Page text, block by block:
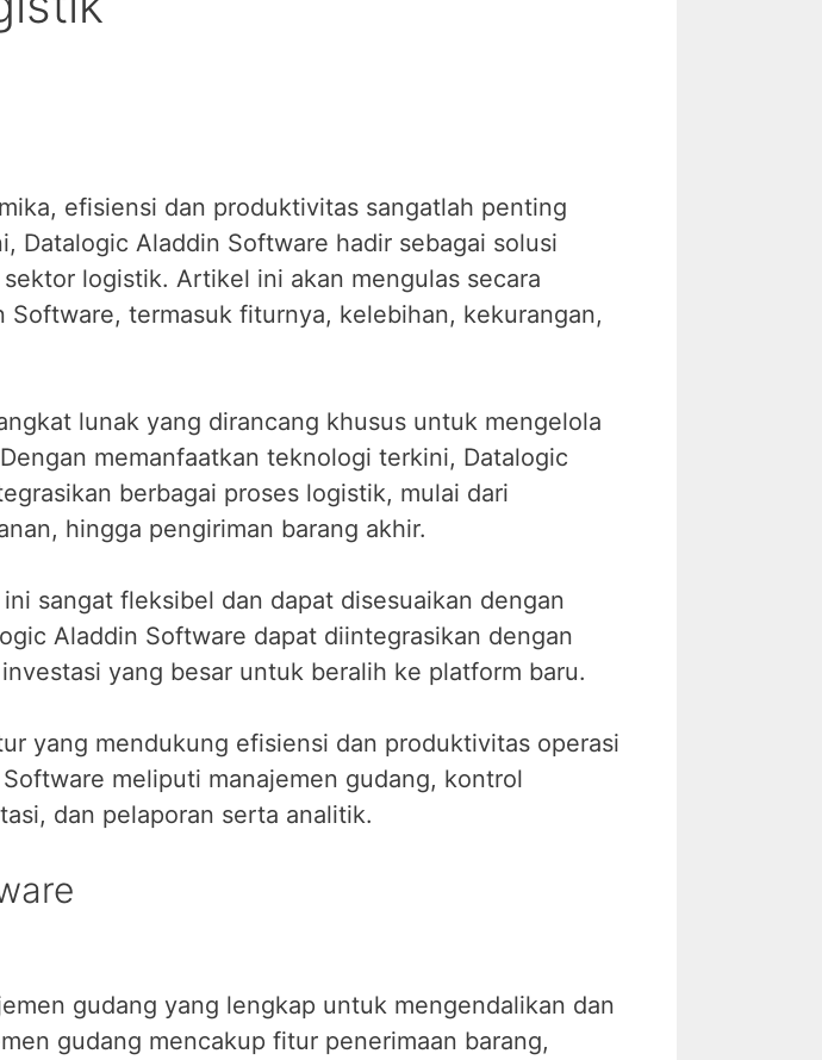
efisiensi dan produktivitas sangatlah penting
Datalogic Aladdin Software hadir sebagai solusi
logistik. Artikel ini akan mengulas secara
termasuk fiturnya, kelebihan, kekurangan,
lunak yang dirancang khusus untuk mengelola
memanfaatkan teknologi terkini, Datalogic
berbagai proses logistik, mulai dari
hingga pengiriman barang akhir.
sangat fleksibel dan dapat disesuaikan dengan
Aladdin Software dapat diintegrasikan dengan
yang besar untuk beralih ke platform baru.
yang mendukung efisiensi dan produktivitas operasi
meliputi manajemen gudang, kontrol
dan pelaporan serta analitik.
gudang yang lengkap untuk mengendalikan dan
gudang mencakup fitur penerimaan barang,